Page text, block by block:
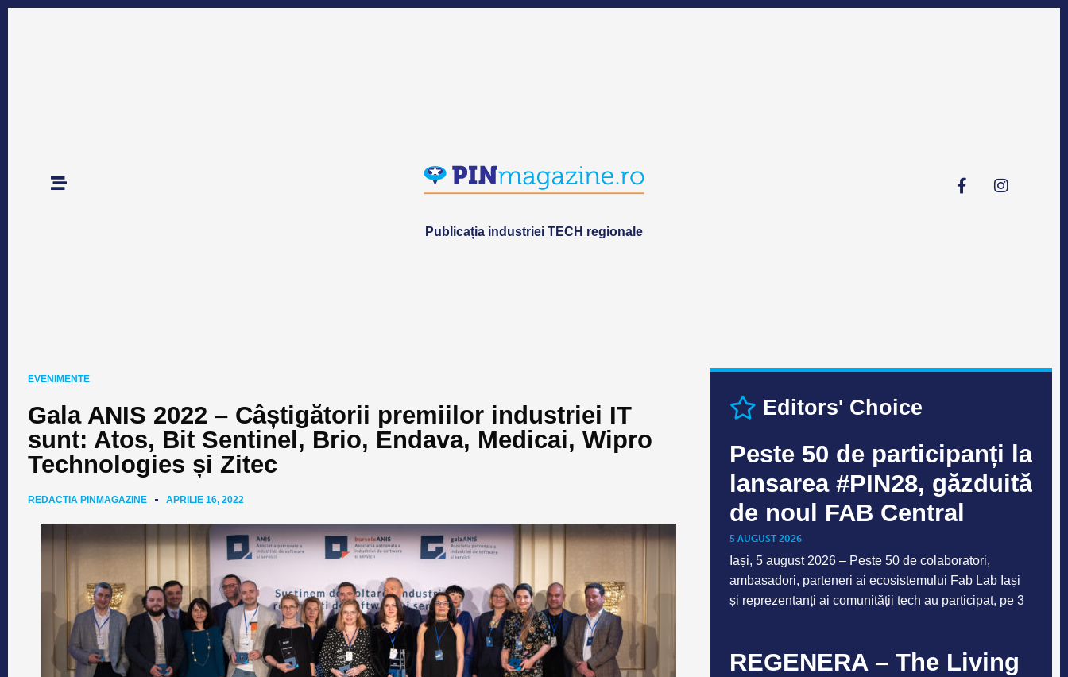
Publicația industriei TECH regionale
EVENIMENTE
Gala ANIS 2022 – Câștigătorii premiilor industriei IT
sunt: Atos, Bit Sentinel, Brio, Endava, Medicai, Wipro
Technologies și Zitec
REDACTIA PINMAGAZINE APRILIE 16, 2022
Editors' Choice
Peste 50 de participanți la
lansarea #PIN28, găzduită
de noul FAB Central
5 AUGUST 2026
Iași, 5 august 2026 – Peste 50 de colaboratori,
ambasadori, parteneri ai ecosistemului Fab Lab Iași
și reprezentanți ai comunității tech au participat, pe 3
REGENERA – The Living